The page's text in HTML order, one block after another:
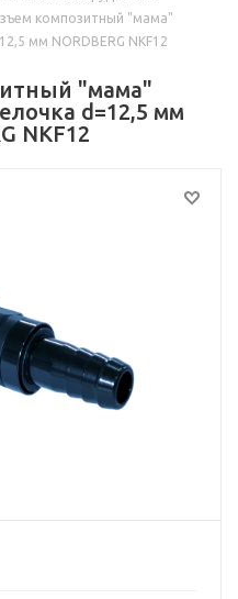
композитный "мама"
мм NORDBERG NKF12
"мама"
d=12,5 мм
NKF12